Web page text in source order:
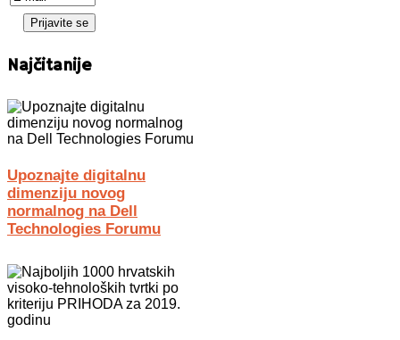
Najčitanije
Upoznajte digitalnu
dimenziju novog
normalnog na Dell
Technologies Forumu